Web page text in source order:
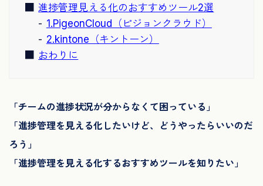
進捗管理見える化のおすすめツール2選
1.PigeonCloud（ピジョンクラウド）
2.kintone（キントーン）
おわりに
「チームの進捗状況が分からなくて困っている」
「進捗管理を見える化したいけど、どうやったらいいのだ
ろう」
「進捗管理を見える化するおすすめツールを知りたい」